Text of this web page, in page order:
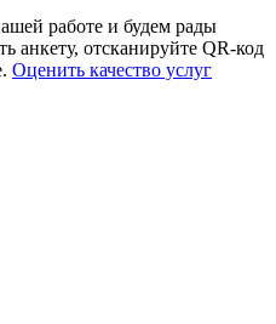
работе и будем рады
анкету, отсканируйте QR-код
Оценить качество услуг